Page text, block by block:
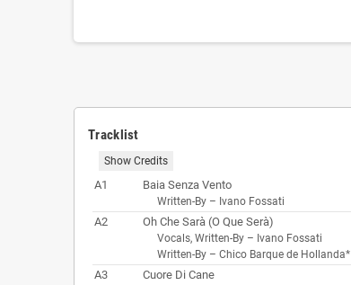
Tracklist
Show Credits
A1 Baia Senza Vento
Written-By – Ivano Fossati
A2 Oh Che Sarà (O Que Serà)
Vocals, Written-By – Ivano Fossati
Written-By – Chico Barque de Hollanda*
A3 Cuore Di Cane